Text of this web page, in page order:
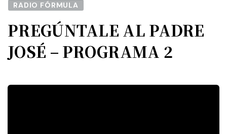
RADIO FÓRMULA
PREGÚNTALE AL PADRE
JOSÉ – PROGRAMA 2